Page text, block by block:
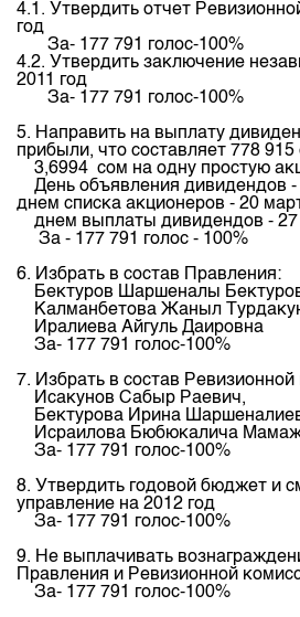
4.1. Утвердить отчет
год
За- 177 791 голос-100%
4.2. Утвердить заключение
2011 год
За- 177 791 голос-100%
5. Направить на выплату
прибыли, что составляет 778 915
3,6994 сом на одну простую
День объявления дивидендов -
днем списка акционеров - 20
днем выплаты дивидендов - 27
За - 177 791 голос - 100%
6. Избрать в состав Правления:
Бектуров Шаршеналы
Калманбетова Жаныл
Иралиева Айгуль Даировна
За- 177 791 голос-100%
7. Избрать в состав Ревизионной
Исакунов Сабыр Раевич,
Бектурова Ирина
Исраилова Бюбюкалича
За- 177 791 голос-100%
8. Утвердить годовой бюджет и
управление на 2012 год
За- 177 791 голос-100%
9. Не выплачивать
Правления и Ревизионной
За- 177 791 голос-100%